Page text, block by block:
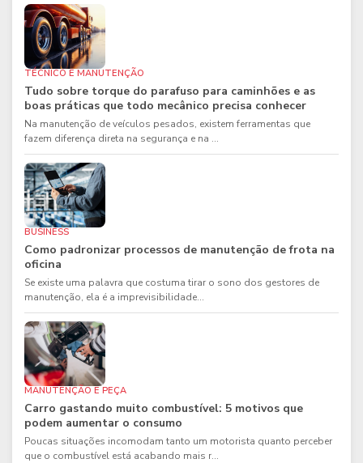
TÉCNICO E MANUTENÇÃO
Tudo sobre torque do parafuso para caminhões e as
boas práticas que todo mecânico precisa conhecer
Na manutenção de veículos pesados, existem ferramentas que
fazem diferença direta na segurança e na ...
BUSINESS
Como padronizar processos de manutenção de frota na
oficina
Se existe uma palavra que costuma tirar o sono dos gestores de
manutenção, ela é a imprevisibilidade...
MANUTENÇÃO E PEÇA
Carro gastando muito combustível: 5 motivos que
podem aumentar o consumo
Poucas situações incomodam tanto um motorista quanto perceber
que o combustível está acabando mais r...